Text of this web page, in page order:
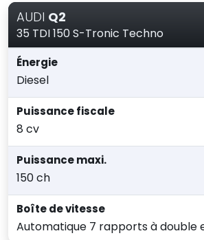
AUDI Q2
35 TDI 150 S-Tronic Techno
Énergie
Diesel
Puissance fiscale
8 cv
Puissance maxi.
150 ch
Boîte de vitesse
Automatique 7 rapports à double